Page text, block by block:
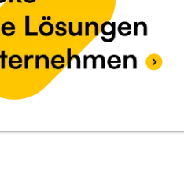
5 BEWERTUNGEN BEWERTUNG
Wien
96/Bauteil 2, 1. UG, Top